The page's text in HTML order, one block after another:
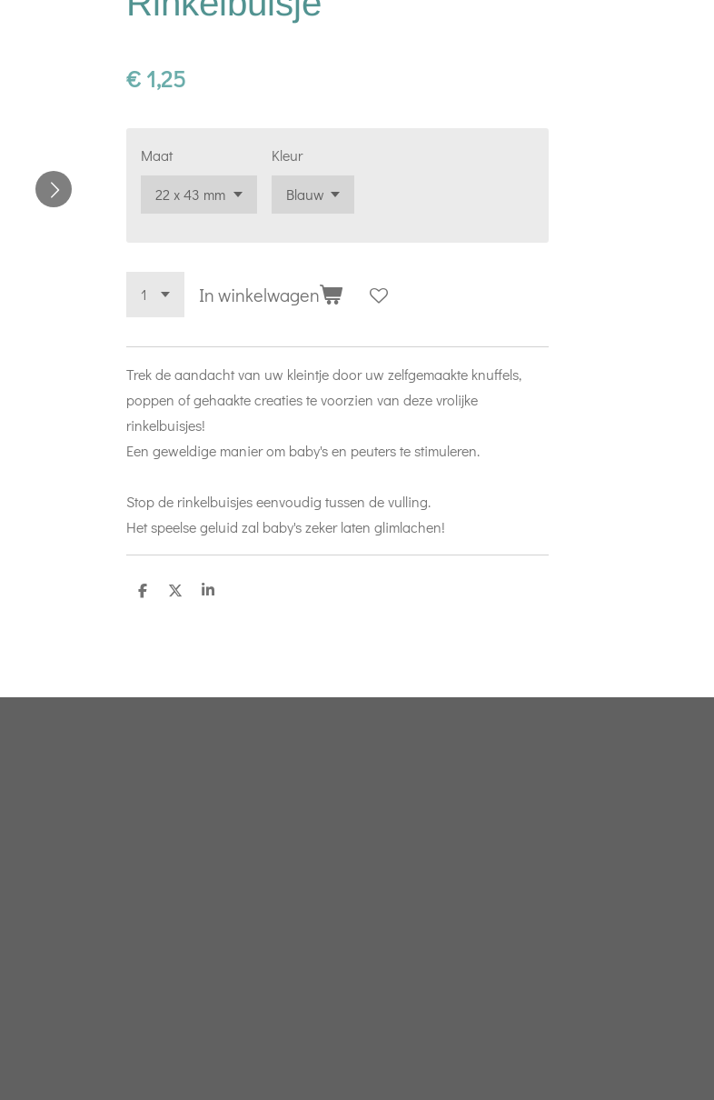
€ 1,25
Maat Kleur
In winkelwagen
Trek de aandacht van uw kleintje door uw zelfgemaakte knuffels,
poppen of gehaakte creaties te voorzien van deze vrolijke
rinkelbuisjes!
Een geweldige manier om baby's en peuters te stimuleren.
Stop de rinkelbuisjes eenvoudig tussen de vulling.
Het speelse geluid zal baby's zeker laten glimlachen!
D
D
S